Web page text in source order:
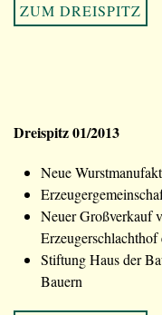
ZUM DREISPITZ
Dreispitz 01/2013
Neue
Neuer Großverkauf
Stiftung Haus der
Bauern